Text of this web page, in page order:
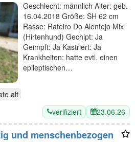
Geschlecht: männlich Alter: geb.
16.04.2018 Größe: SH 62 cm
Rasse: Rafeiro Do Alentejo Mix
(Hirtenhund) Gechipt: Ja
Geimpft: Ja Kastriert: Ja
Krankheiten: hatte evtl. einen
epileptischen…
alt
verifiziert 23.06.26
und menschenbezogen